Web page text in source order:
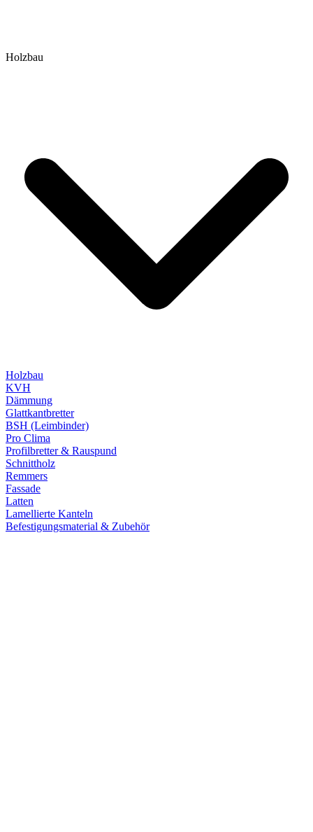
Holzbau
Holzbau
KVH
Dämmung
Glattkantbretter
BSH (Leimbinder)
Pro Clima
Profilbretter & Rauspund
Schnittholz
Remmers
Fassade
Latten
Lamellierte Kanteln
Befestigungsmaterial & Zubehör